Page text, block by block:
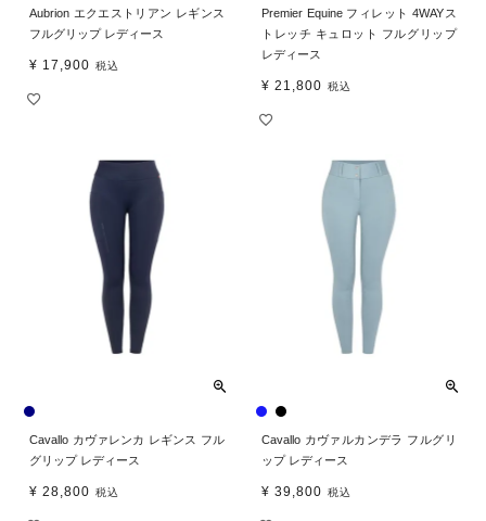
Aubrion エクエストリアン レギンス
フルグリップ レディース
¥ 17,900 税込
Premier Equine フィレット 4WAYス
トレッチ キュロット フルグリップ
レディース
¥ 21,800 税込
Cavallo カヴァレンカ レギンス フル
グリップ レディース
¥ 28,800 税込
Cavallo カヴァルカンデラ フルグリ
ップ レディース
¥ 39,800 税込